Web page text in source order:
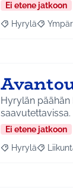
Ei etene jatkoon
Rajaa tulokset
Hyrylä Rajaa
Hyrylän
Ei etene jatkoon
Rajaa tulokset
Hyrylä Rajaa